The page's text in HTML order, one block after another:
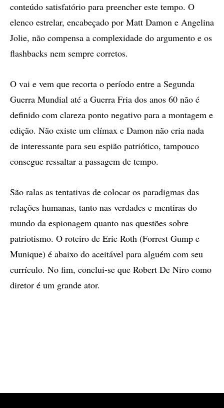
conteúdo satisfatório para preencher este tempo. O
elenco estrelar, encabeçado por Matt Damon e Angelina
Jolie, não compensa a complexidade do argumento e os
flashbacks nem sempre corretos.
O vai e vem que recorta o período entre a Segunda
Guerra Mundial até a Guerra Fria dos anos 60 não é
definido com clareza ponto negativo para a montagem e
edição. Não existe um clímax e Damon não cria nada
de interessante para seu espião patriótico, tampouco
consegue ressaltar a passagem de tempo.
São ralas as tentativas de colocar os paradigmas das
relações humanas, tanto nas verdades e mentiras do
mundo da espionagem quanto nas questões sobre
patriotismo. O roteiro de Eric Roth (Forrest Gump e
Munique) é abaixo do aceitável para alguém com seu
currículo. No fim, conclui-se que Robert De Niro como
diretor é um grande ator.